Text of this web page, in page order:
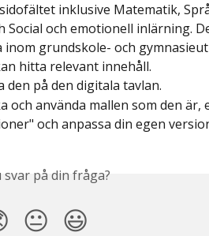
inklusive Matematik,
Social och emotionell inlärning.
grundskole- och
hitta relevant innehåll.
på den digitala tavlan.
använda mallen som den är,
och anpassa din egen
svar på din fråga?
😐 😃